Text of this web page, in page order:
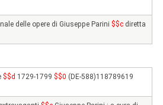
delle opere di Giuseppe Parini $$c diretta
$$d 1729-1799 $$0 (DE-588)118789619